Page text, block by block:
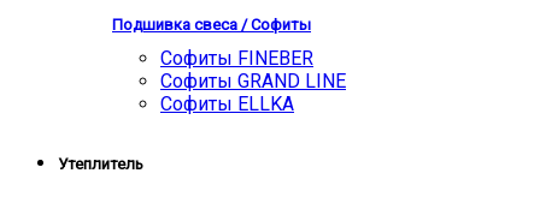
Подшивка свеса / Софиты
Софиты FINEBER
Софиты GRAND LINE
Софиты ELLKA
Утеплитель